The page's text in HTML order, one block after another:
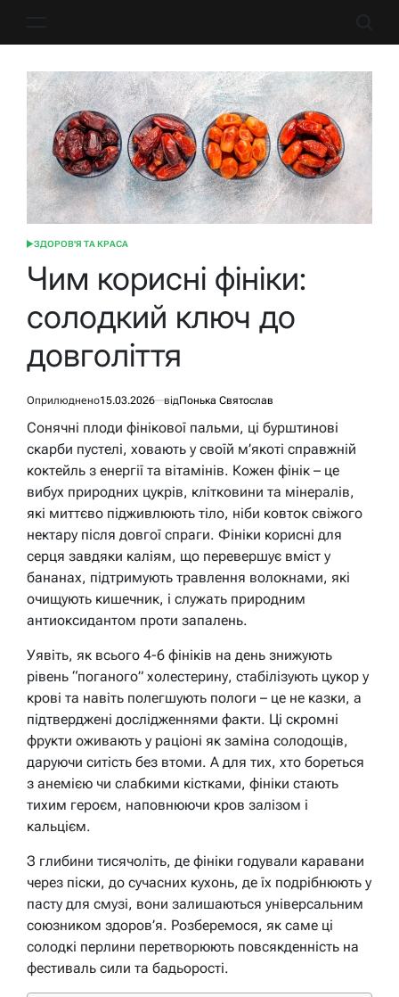
ОПУБЛІКУВАТИ
ЗДОРОВ'Я ТА КРАСА
Чим корисні фініки:
солодкий ключ до
довголіття
Оприлюднено15.03.2026 відПонька Святослав
Сонячні плоди фінікової пальми, ці бурштинові
скарби пустелі, ховають у своїй м’якоті справжній
коктейль з енергії та вітамінів. Кожен фінік – це
вибух природних цукрів, клітковини та мінералів,
які миттєво підживлюють тіло, ніби ковток свіжого
нектару після довгої спраги. Фініки корисні для
серця завдяки каліям, що перевершує вміст у
бананах, підтримують травлення волокнами, які
очищують кишечник, і служать природним
антиоксидантом проти запалень.
Уявіть, як всього 4-6 фініків на день знижують
рівень “поганого” холестерину, стабілізують цукор у
крові та навіть полегшують пологи – це не казки, а
підтверджені дослідженнями факти. Ці скромні
фрукти оживають у раціоні як заміна солодощів,
даруючи ситість без втоми. А для тих, хто бореться
з анемією чи слабкими кістками, фініки стають
тихим героєм, наповнюючи кров залізом і
кальцієм.
З глибини тисячоліть, де фініки годували каравани
через піски, до сучасних кухонь, де їх подрібнюють у
пасту для смузі, вони залишаються універсальним
союзником здоров’я. Розберемося, як саме ці
солодкі перлини перетворюють повсякденність на
фестиваль сили та бадьорості.